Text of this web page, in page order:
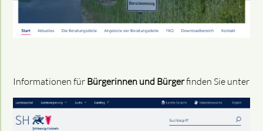
Informationen für Bürgerinnen und Bürgerfinden Sie unter